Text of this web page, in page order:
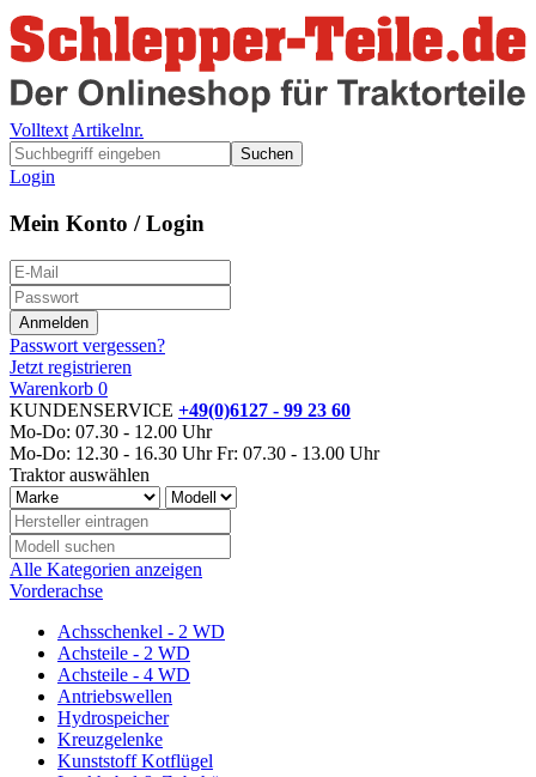
Volltext Artikelnr.
Suchen
Login
Mein Konto / Login
Passwort vergessen?
Jetzt registrieren
Warenkorb 0
KUNDENSERVICE +49(0)6127 - 99 23 60
Mo-Do: 07.30 - 12.00 Uhr
Mo-Do: 12.30 - 16.30 Uhr Fr: 07.30 - 13.00 Uhr
Traktor auswählen
Alle Kategorien anzeigen
Vorderachse
Achsschenkel - 2 WD
Achsteile - 2 WD
Achsteile - 4 WD
Antriebswellen
Hydrospeicher
Kreuzgelenke
Kunststoff Kotflügel